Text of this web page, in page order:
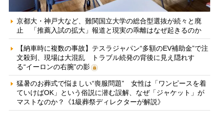
京都大・神戸大など、難関国立大学の総合型選抜が続々と廃
止 「推薦入試の拡大」報道と現実の乖離はなぜ起きるのか
【納車時に複数の事故】テスラジャパン“多額のEV補助金”で注
文殺到、現場は大混乱 トラブル続発の背後に見え隠れす
る“イーロンの右腕”の影
猛暑のお葬式で悩ましい“喪服問題” 女性は「ワンピースを着
ていけばOK」という俗説に潜む誤解、なぜ「ジャケット」が
マストなのか？《1級葬祭ディレクターが解説》